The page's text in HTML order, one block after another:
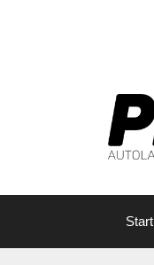
Start